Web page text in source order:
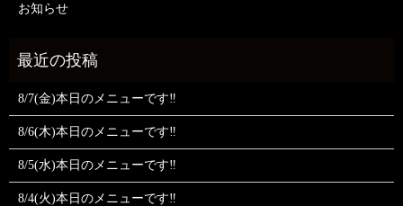
お知らせ
8/7(金)本日のメニューです‼️
8/6(木)本日のメニューです‼️
8/5(水)本日のメニューです‼️
8/4(火)本日のメニューです‼️